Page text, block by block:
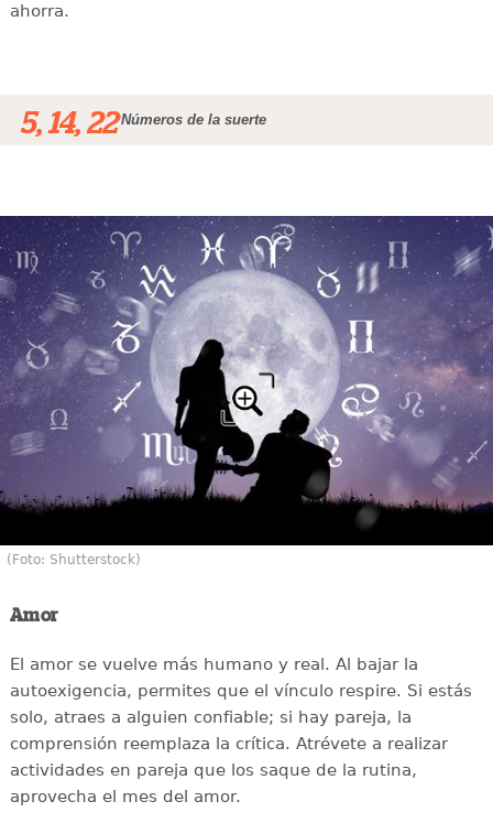
ahorra.
5, 14, 22Números de la suerte
(Foto: Shutterstock)
Amor
El amor se vuelve más humano y real. Al bajar la
autoexigencia, permites que el vínculo respire. Si estás
solo, atraes a alguien confiable; si hay pareja, la
comprensión reemplaza la crítica. Atrévete a realizar
actividades en pareja que los saque de la rutina,
aprovecha el mes del amor.